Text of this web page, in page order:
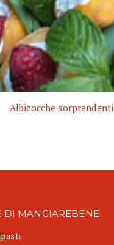
Albicocche sorprendenti
DI MANGIAREBENE